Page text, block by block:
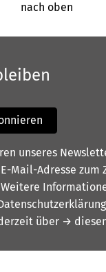
nach oben
unseres
Mail-Adresse zum
über →